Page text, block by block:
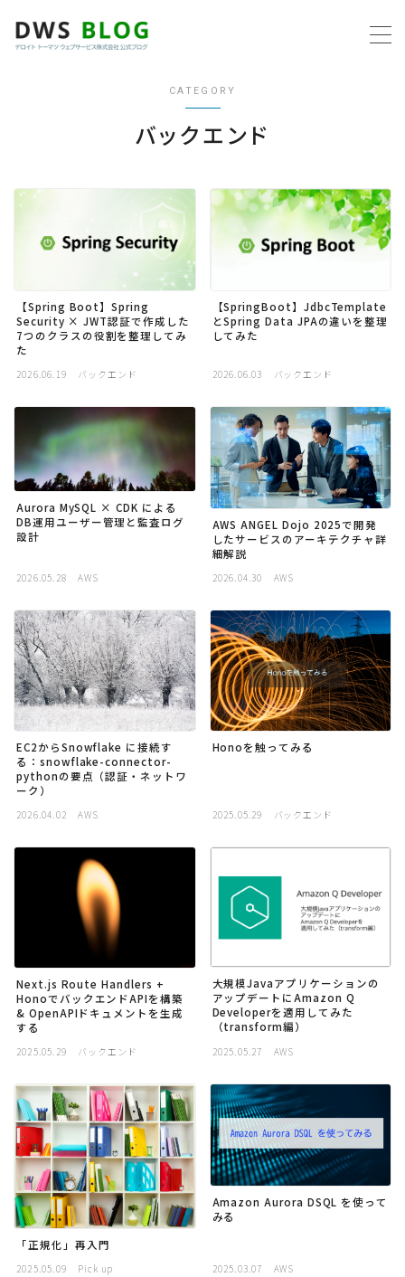
リモートワーク
社内制度
採用
公式ページ
CATEGORY
バックエンド
【Spring Boot】Spring
Security × JWT認証で作成した
7つのクラスの役割を整理してみ
た
2026.06.19 バックエンド
【SpringBoot】JdbcTemplate
とSpring Data JPAの違いを整理
してみた
2026.06.03 バックエンド
Aurora MySQL × CDK による
DB運用ユーザー管理と監査ログ
設計
2026.05.28 AWS
AWS ANGEL Dojo 2025で開発
したサービスのアーキテクチャ詳
細解説
2026.04.30 AWS
EC2からSnowflake に接続す
る：snowflake-connector-
pythonの要点（認証・ネットワ
ーク）
2026.04.02 AWS
Honoを触ってみる
2025.05.29 バックエンド
Next.js Route Handlers +
HonoでバックエンドAPIを構築
& OpenAPIドキュメントを生成
する
2025.05.29 バックエンド
大規模Javaアプリケーションの
アップデートにAmazon Q
Developerを適用してみた
（transform編）
2025.05.27 AWS
「正規化」再入門
2025.05.09 Pick up
Amazon Aurora DSQL を使って
みる
2025.03.07 AWS